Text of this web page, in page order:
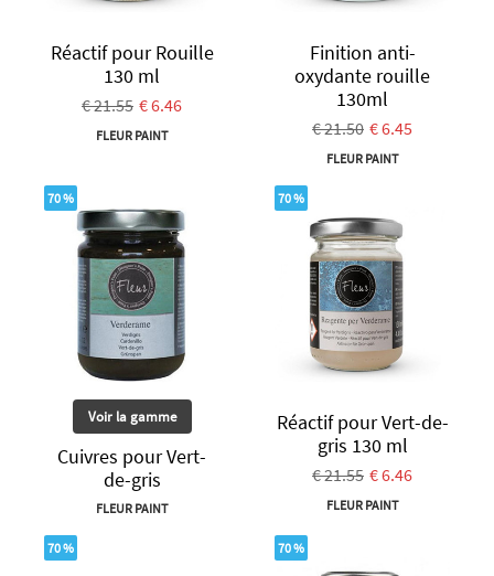
Réactif pour Rouille
130 ml
€ 21.55 € 6.46
FLEUR PAINT
Finition anti-
oxydante rouille
130ml
€ 21.50 € 6.45
FLEUR PAINT
70 %
Voir la gamme
Cuivres pour Vert-
de-gris
FLEUR PAINT
70 %
Réactif pour Vert-de-
gris 130 ml
€ 21.55 € 6.46
FLEUR PAINT
70 % 70 %